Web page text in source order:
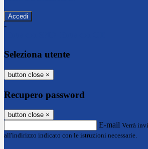
-
Seleziona utente
button close ×
Recupero password
button close ×
E-mail Verrà
all'indirizzo indicato con le istruzioni necessarie.